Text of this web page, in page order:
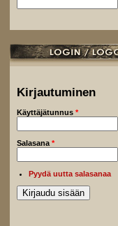
Hakulomake
Kirjautuminen
Käyttäjätunnus *
Salasana *
Pyydä uutta salasanaa